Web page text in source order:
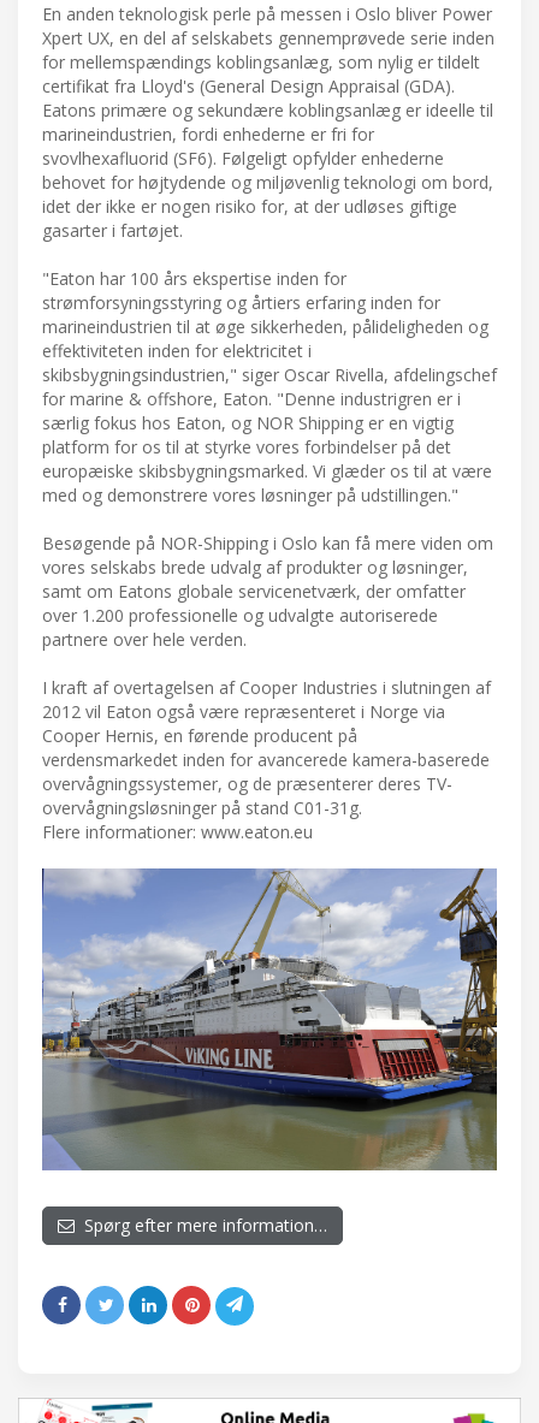
En anden teknologisk perle på messen i Oslo bliver Power
Xpert UX, en del af selskabets gennemprøvede serie inden
for mellemspændings koblingsanlæg, som nylig er tildelt
certifikat fra Lloyd's (General Design Appraisal (GDA).
Eatons primære og sekundære koblingsanlæg er ideelle til
marineindustrien, fordi enhederne er fri for
svovlhexafluorid (SF6). Følgeligt opfylder enhederne
behovet for højtydende og miljøvenlig teknologi om bord,
idet der ikke er nogen risiko for, at der udløses giftige
gasarter i fartøjet.
"Eaton har 100 års ekspertise inden for
strømforsyningsstyring og årtiers erfaring inden for
marineindustrien til at øge sikkerheden, pålideligheden og
effektiviteten inden for elektricitet i
skibsbygningsindustrien," siger Oscar Rivella, afdelingschef
for marine & offshore, Eaton. "Denne industrigren er i
særlig fokus hos Eaton, og NOR Shipping er en vigtig
platform for os til at styrke vores forbindelser på det
europæiske skibsbygningsmarked. Vi glæder os til at være
med og demonstrere vores løsninger på udstillingen."
Besøgende på NOR-Shipping i Oslo kan få mere viden om
vores selskabs brede udvalg af produkter og løsninger,
samt om Eatons globale servicenetværk, der omfatter
over 1.200 professionelle og udvalgte autoriserede
partnere over hele verden.
I kraft af overtagelsen af Cooper Industries i slutningen af
2012 vil Eaton også være repræsenteret i Norge via
Cooper Hernis, en førende producent på
verdensmarkedet inden for avancerede kamera-baserede
overvågningssystemer, og de præsenterer deres TV-
overvågningsløsninger på stand C01-31g.
Flere informationer: www.eaton.eu
Spørg efter mere information…